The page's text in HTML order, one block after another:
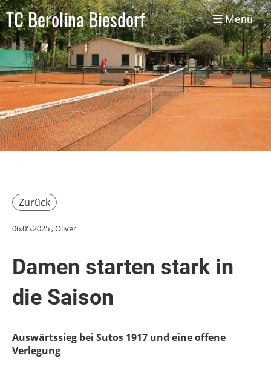
TC Berolina Biesdorf Menü
Zurück
06.05.2025, Oliver
Damen starten stark in
die Saison
Auswärtssieg bei Sutos 1917 und eine offene
Verlegung